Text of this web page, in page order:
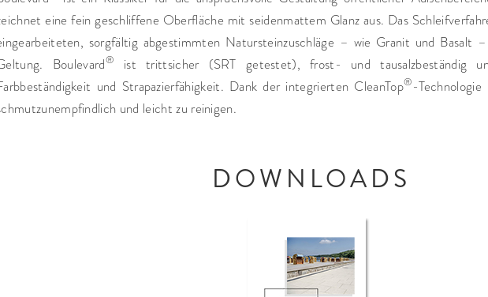
eine fein geschliffene Oberfläche mit seidenmattem Glanz aus. Das
sorgfältig abgestimmten Natursteinzuschläge – wie Granit und Basalt
Boulevard®
ist trittsicher (SRT getestet), frost- und tausalzbeständig
und Strapazierfähigkeit. Dank der integrierten CleanTop®-
und leicht zu reinigen.
DOWNLOADS